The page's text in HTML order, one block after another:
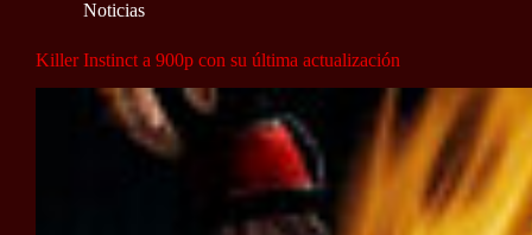
Noticias
Killer Instinct a 900p con su última actualización